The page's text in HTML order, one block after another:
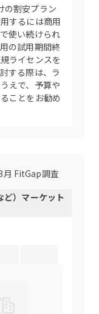
の割安プラン
するには商用
使い続けられ
の試用期間終
ライセンスを
する際は、ラ
えで、予算や
ことをお勧め
月 FitGap調査
） マーケット